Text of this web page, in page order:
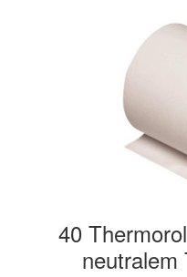
40
neutralem